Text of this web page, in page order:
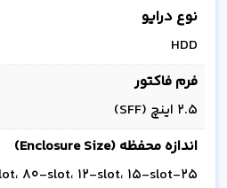
نوع درایو
HDD
فرم فاکتور
2.5 اینچ (SFF)
اندازه محفظه (Enclosure Size)
25-slot، 80-slot، 12-slot، 15-slot